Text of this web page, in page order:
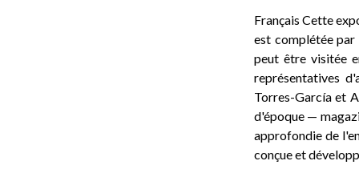
Français Cette
est complétée par
peut être visitée
représentatives
Torres-García et
d'époque —
approfondie de
conçue et